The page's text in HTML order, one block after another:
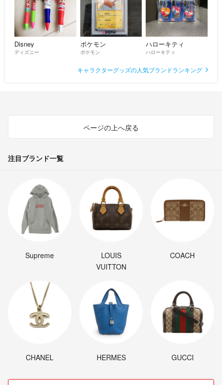
Disney
ディズニー
ポケモン
ポケモン
ハローキティ
ハローキティ
キャラクターグッズの人気ブランドランキング
ページの上へ戻る
注目ブランド一覧
Supreme
LOUIS
VUITTON
COACH
CHANEL HERMES GUCCI